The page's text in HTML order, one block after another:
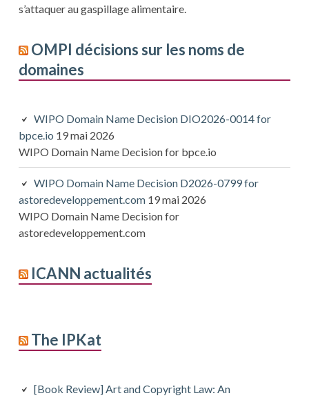
s’attaquer au gaspillage alimentaire.
OMPI décisions sur les noms de
domaines
WIPO Domain Name Decision DIO2026-0014 for
bpce.io 19 mai 2026
WIPO Domain Name Decision for bpce.io
WIPO Domain Name Decision D2026-0799 for
astoredeveloppement.com 19 mai 2026
WIPO Domain Name Decision for
astoredeveloppement.com
ICANN actualités
The IPKat
[Book Review] Art and Copyright Law: An